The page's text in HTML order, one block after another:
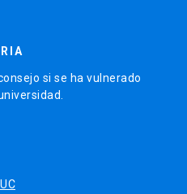
si se ha vulnerado